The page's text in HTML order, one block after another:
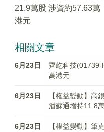
21.9萬股 涉資約57.63萬
港元
相關文章
6月23日
齊屹科技
萬港元
6月23日
【權益變動】高
潘蘇通增持11.8
6月23日
【權益變動】筆